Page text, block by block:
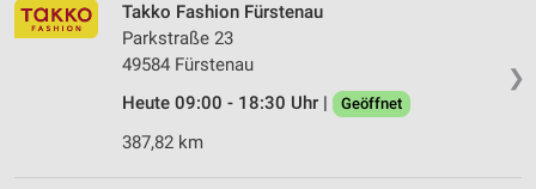
❯
Takko Fashion Fürstenau
Parkstraße 23
49584 Fürstenau
Heute 09:00 - 18:30 Uhr |
Geöffnet
387,82 km